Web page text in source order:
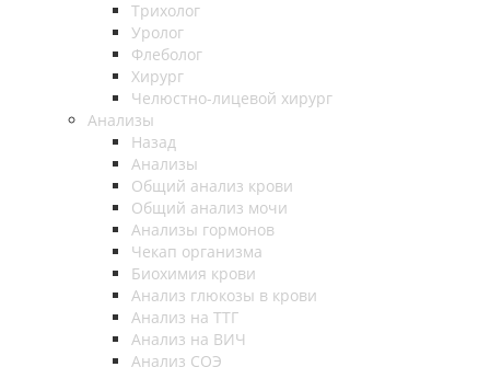
Трихолог
Уролог
Флеболог
Хирург
Челюстно-лицевой хирург
Анализы
Назад
Анализы
Общий анализ крови
Общий анализ мочи
Анализы гормонов
Чекап организма
Биохимия крови
Анализ глюкозы в крови
Анализ на ТТГ
Анализ на ВИЧ
Анализ СОЭ